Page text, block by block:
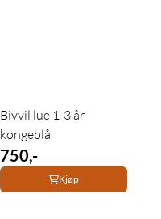
Bivvil lue 1-3 år
kongeblå
750,-
Kjøp